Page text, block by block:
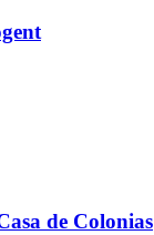
de Colonias